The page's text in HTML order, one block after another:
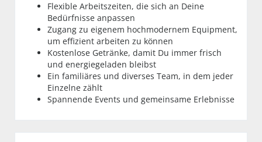
Flexible Arbeitszeiten, die sich an Deine
Bedürfnisse anpassen
Zugang zu eigenem hochmodernem Equipment,
um effizient arbeiten zu können
Kostenlose Getränke, damit Du immer frisch
und energiegeladen bleibst
Ein familiäres und diverses Team, in dem jeder
Einzelne zählt
Spannende Events und gemeinsame Erlebnisse